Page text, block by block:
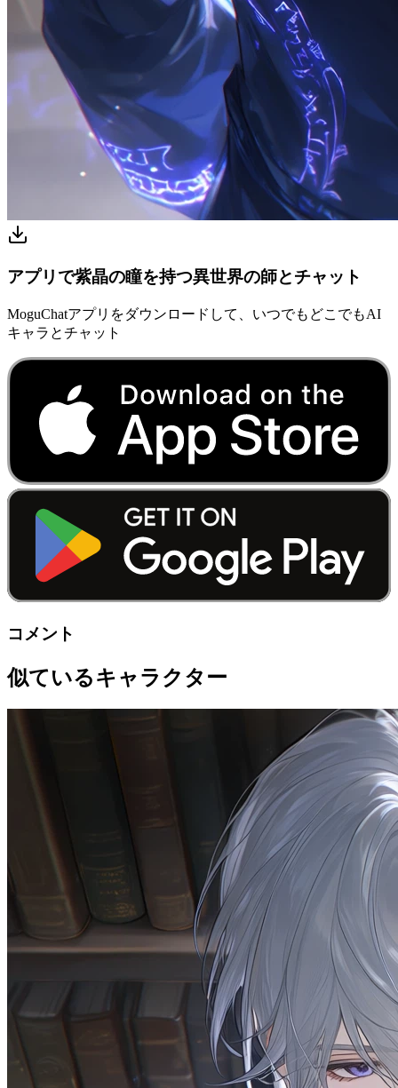
アプリで紫晶の瞳を持つ異世界の師とチャット
MoguChatアプリをダウンロードして、いつでもどこでもAI
キャラとチャット
コメント
似ているキャラクター